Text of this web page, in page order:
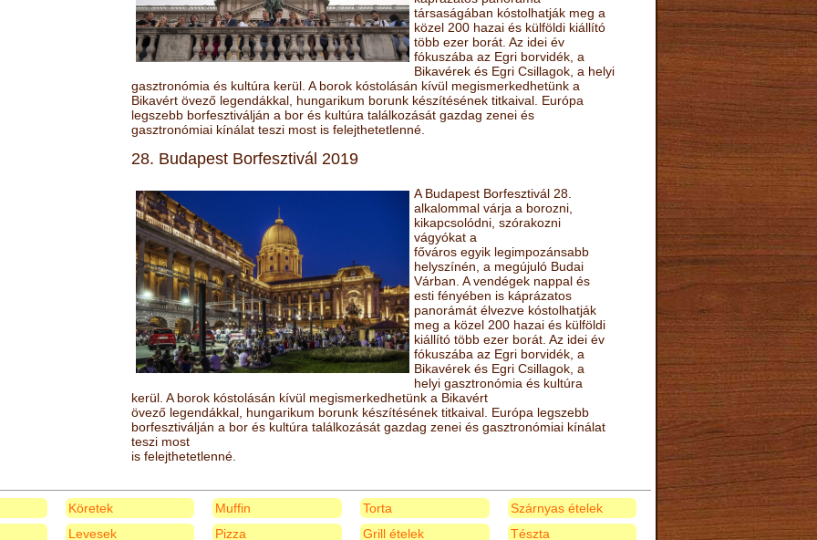
társaságában kóstolhatják meg a
közel 200 hazai és külföldi kiállító
több ezer borát. Az idei év
fókuszába az Egri borvidék, a
Bikavérek és Egri Csillagok, a helyi
gasztronómia és kultúra kerül. A borok kóstolásán kívül megismerkedhetünk a
Bikavért övező legendákkal, hungarikum borunk készítésének titkaival. Európa
legszebb borfesztiválján a bor és kultúra találkozását gazdag zenei és
gasztronómiai kínálat teszi most is felejthetetlenné.
28. Budapest Borfesztivál 2019
A Budapest Borfesztivál 28.
alkalommal várja a borozni,
kikapcsolódni, szórakozni
vágyókat a
főváros egyik legimpozánsabb
helyszínén, a megújuló Budai
Várban. A vendégek nappal és
esti fényében is káprázatos
panorámát élvezve kóstolhatják
meg a közel 200 hazai és külföldi
kiállító több ezer borát. Az idei év
fókuszába az Egri borvidék, a
Bikavérek és Egri Csillagok, a
helyi gasztronómia és kultúra
kerül. A borok kóstolásán kívül megismerkedhetünk a Bikavért
övező legendákkal, hungarikum borunk készítésének titkaival. Európa legszebb
borfesztiválján a bor és kultúra találkozását gazdag zenei és gasztronómiai kínálat
teszi most
is felejthetetlenné.
Köretek
Levesek
Muffin
Pizza
Torta
Grill ételek
Szárnyas ételek
Tészta